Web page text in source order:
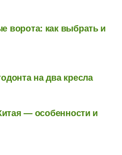
ворота: как выбрать и
на два кресла
— особенности и